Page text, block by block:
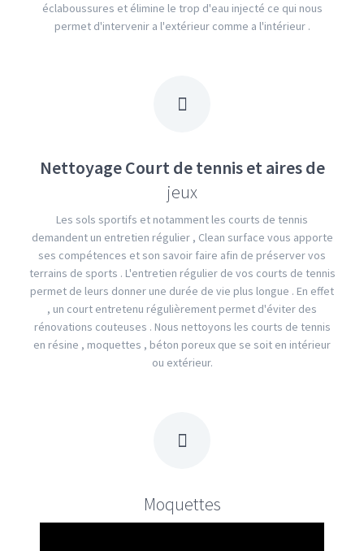
éclaboussures et élimine le trop d'eau injecté ce qui nous
permet d'intervenir a l'extérieur comme a l'intérieur .
Nettoyage Court de tennis et aires de
jeux
Les sols sportifs et notamment les courts de tennis
demandent un entretien régulier , Clean surface vous apporte
ses compétences et son savoir faire afin de préserver vos
terrains de sports . L'entretien régulier de vos courts de tennis
permet de leurs donner une durée de vie plus longue . En effet
, un court entretenu régulièrement permet d'éviter des
rénovations couteuses . Nous nettoyons les courts de tennis
en résine , moquettes , béton poreux que se soit en intérieur
ou extérieur.
Moquettes